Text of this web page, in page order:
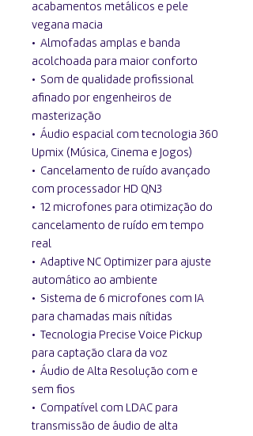
acabamentos metálicos e pele
vegana macia
•⁠ ⁠Almofadas amplas e banda
acolchoada para maior conforto
•⁠ ⁠Som de qualidade profissional
afinado por engenheiros de
masterização
•⁠ ⁠Áudio espacial com tecnologia 360
Upmix (Música, Cinema e Jogos)
•⁠ ⁠Cancelamento de ruído avançado
com processador HD QN3
•⁠ ⁠12 microfones para otimização do
cancelamento de ruído em tempo
real
•⁠ ⁠Adaptive NC Optimizer para ajuste
automático ao ambiente
•⁠ ⁠Sistema de 6 microfones com IA
para chamadas mais nítidas
•⁠ ⁠Tecnologia Precise Voice Pickup
para captação clara da voz
•⁠ ⁠Áudio de Alta Resolução com e
sem fios
•⁠ ⁠Compatível com LDAC para
transmissão de áudio de alta